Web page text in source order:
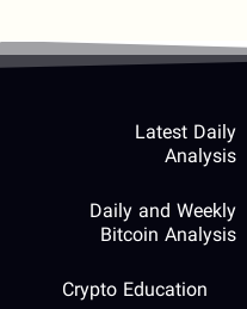
Latest Daily
Analysis
Daily and Weekly
Bitcoin Analysis
Crypto Education